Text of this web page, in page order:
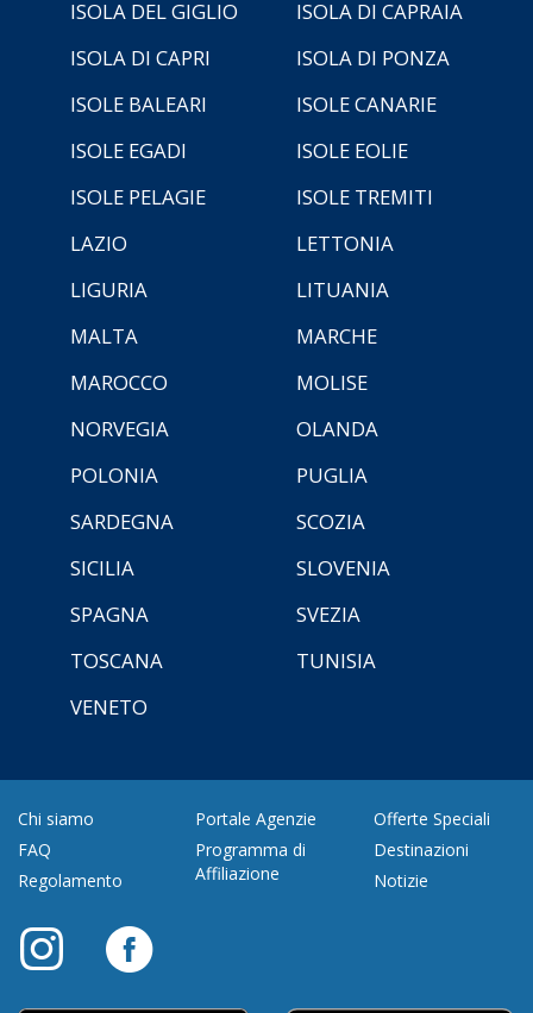
ISOLA DEL GIGLIO
ISOLA DI CAPRAIA
ISOLA DI CAPRI
ISOLA DI PONZA
ISOLE BALEARI
ISOLE CANARIE
ISOLE EGADI
ISOLE EOLIE
ISOLE PELAGIE
ISOLE TREMITI
LAZIO
LETTONIA
LIGURIA
LITUANIA
MALTA
MARCHE
MAROCCO
MOLISE
NORVEGIA
OLANDA
POLONIA
PUGLIA
SARDEGNA
SCOZIA
SICILIA
SLOVENIA
SPAGNA
SVEZIA
TOSCANA
TUNISIA
VENETO
Chi siamo
FAQ
Regolamento
Portale Agenzie
Programma di
Affiliazione
Offerte Speciali
Destinazioni
Notizie